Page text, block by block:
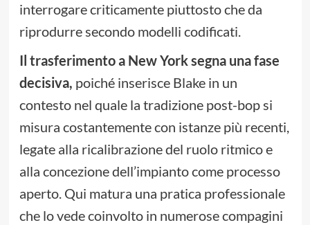
interrogare criticamente piuttosto che da
riprodurre secondo modelli codificati.
Il trasferimento a New York segna una fase
decisiva, poiché inserisce Blake in un
contesto nel quale la tradizione post-bop si
misura costantemente con istanze più recenti,
legate alla ricalibrazione del ruolo ritmico e
alla concezione dell’impianto come processo
aperto. Qui matura una pratica professionale
che lo vede coinvolto in numerose compagini